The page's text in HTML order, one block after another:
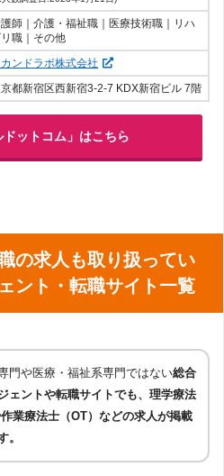
師｜介護・福祉職｜医療技術職｜リハ
リ職｜その他
ンドラボ株式会社
都新宿区西新宿3-2-7 KDX新宿ビル 7階
ドットコム」はこちら
の求人も取り扱ってい
ント・転職サイト一覧
門や医療・福祉系専門ではない総合
ェントや転職サイトでも、理学療法
業療法士（OT）などの求人が掲載
。